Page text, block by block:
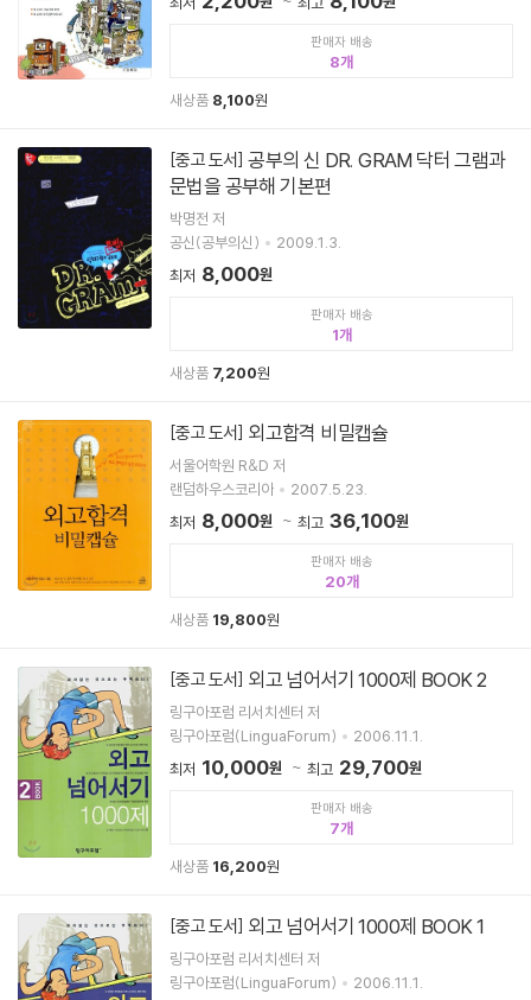
판매자 배송
8
새상품 8,100원
[중고 도서] 공부의 신 DR. GRAM 닥터 그램과
문법을 공부해 기본편
박명전 저
공신(공부의신)
2009.1.3.
최저 8,000원
판매자 배송
1
새상품 7,200원
[중고 도서] 외고합격 비밀캡슐
서울어학원 R&D 저
랜덤하우스코리아
2007.5.23.
최저 8,000원 최고 36,100원
판매자 배송
20
새상품 19,800원
[중고 도서] 외고 넘어서기 1000제 BOOK 2
링구아포럼 리서치센터 저
링구아포럼(LinguaForum)
2006.11.1.
최저 10,000원 최고 29,700원
판매자 배송
7
새상품 16,200원
[중고 도서] 외고 넘어서기 1000제 BOOK 1
링구아포럼 리서치센터 저
링구아포럼(LinguaForum)
2006.11.1.